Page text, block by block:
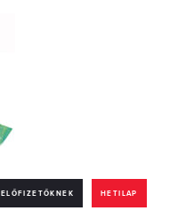
ELŐFIZETŐKNEK HETILAP